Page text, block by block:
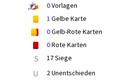
0Vorlagen
1 Gelbe Karte
0Gelb-Rote Karten
0Rote Karten
S 17 Siege
U 2 Unentschieden